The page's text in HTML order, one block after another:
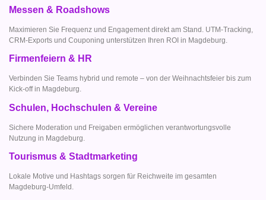
Messen & Roadshows
Maximieren Sie Frequenz und Engagement direkt am Stand. UTM-Tracking,
CRM-Exports und Couponing unterstützen Ihren ROI in Magdeburg.
Firmenfeiern & HR
Verbinden Sie Teams hybrid und remote – von der Weihnachtsfeier bis zum
Kick-off in Magdeburg.
Schulen, Hochschulen & Vereine
Sichere Moderation und Freigaben ermöglichen verantwortungsvolle
Nutzung in Magdeburg.
Tourismus & Stadtmarketing
Lokale Motive und Hashtags sorgen für Reichweite im gesamten
Magdeburg-Umfeld.